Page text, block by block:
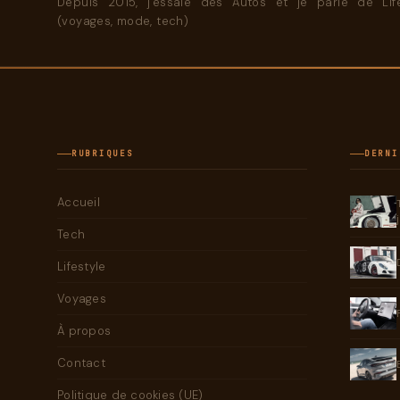
(voyages, mode, tech)
RUBRIQUES
Accueil
Tech
Lifestyle
Voyages
À propos
Contact
Politique de cookies (UE)